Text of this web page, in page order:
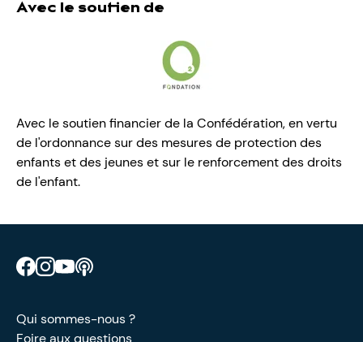
Avec le soutien de
Avec le soutien financier de la Confédération, en vertu
de l'ordonnance sur des mesures de protection des
enfants et des jeunes et sur le renforcement des droits
de l'enfant.
Retrouve CIAO sur Facebook
Retrouve CIAO sur Instagram
Retrouve CIAO sur YouTube
Qui sommes-nous ?
Foire aux questions